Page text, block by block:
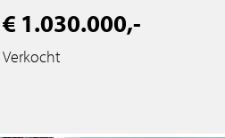
€ 1.030.000,-
Verkocht